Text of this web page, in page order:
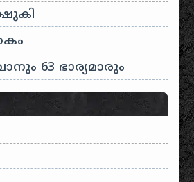
63 ഭാര്യമാരും